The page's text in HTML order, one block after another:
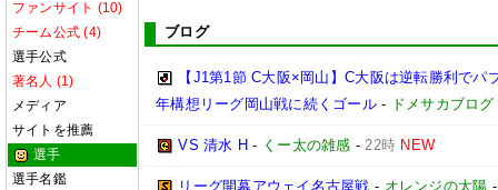
ファンサイト (10)
チーム公式 (4)
選手公式
著名人 (1)
メディア
サイトを推薦
選手
選手名鑑
ブログ
【J1第1節 C大阪×岡山】C大阪は逆転勝利で
年構想リーグ岡山戦に続くゴール - ドメサカブログ
VS 清水 H - くー太の雑感 -22時 NEW
リーグ開幕アウェイ名古屋戦 - オレンジの太陽